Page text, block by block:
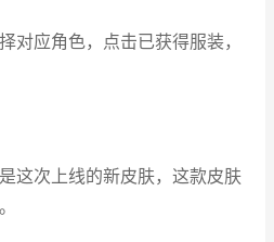
对应角色，点击已获得服装，
这次上线的新皮肤，这款皮肤